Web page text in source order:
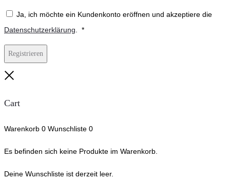
Ja, ich möchte ein Kundenkonto eröffnen und akzeptiere die
Datenschutzerklärung
*Erforderlich
Registrieren
Cart
Warenkorb 0 Wunschliste 0
Es befinden sich keine Produkte im Warenkorb.
Deine Wunschliste ist derzeit leer.